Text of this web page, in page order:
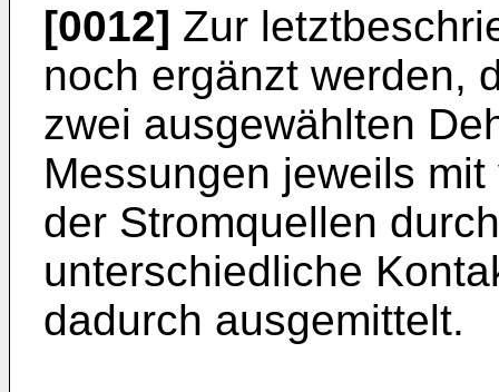
[0012] Zur
noch ergänzt werden,
zwei ausgewählten
Messungen jeweils
der Stromquellen
unterschiedliche
dadurch ausgemittelt.